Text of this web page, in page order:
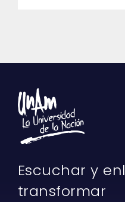
Escuchar y
transformar